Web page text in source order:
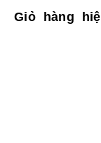
Giỏ hàng
5